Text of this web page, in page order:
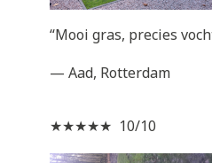
“Mooi gras, precies
— Aad, Rotterdam
★★★★★ 10/10